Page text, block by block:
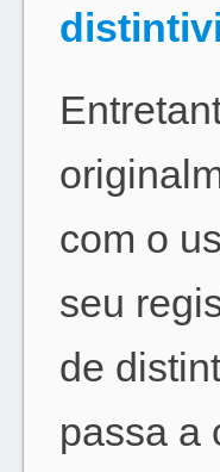
com o
seu
de
passa a